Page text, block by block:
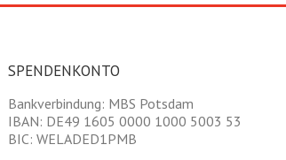
SPENDENKONTO
Bankverbindung: MBS Potsdam
IBAN: DE49 1605 0000 1000 5003 53
BIC: WELADED1PMB